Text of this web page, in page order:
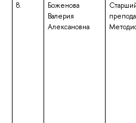
8.
Боженова
Валерия
Алексановна